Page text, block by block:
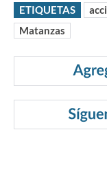
ETIQUETAS
Matanzas